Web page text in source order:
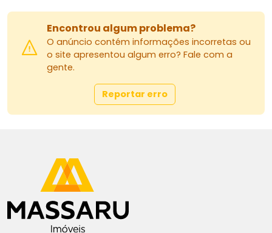
Encontrou algum problema?
O anúncio contém informações incorretas ou
o site apresentou algum erro? Fale com a
gente.
Reportar erro